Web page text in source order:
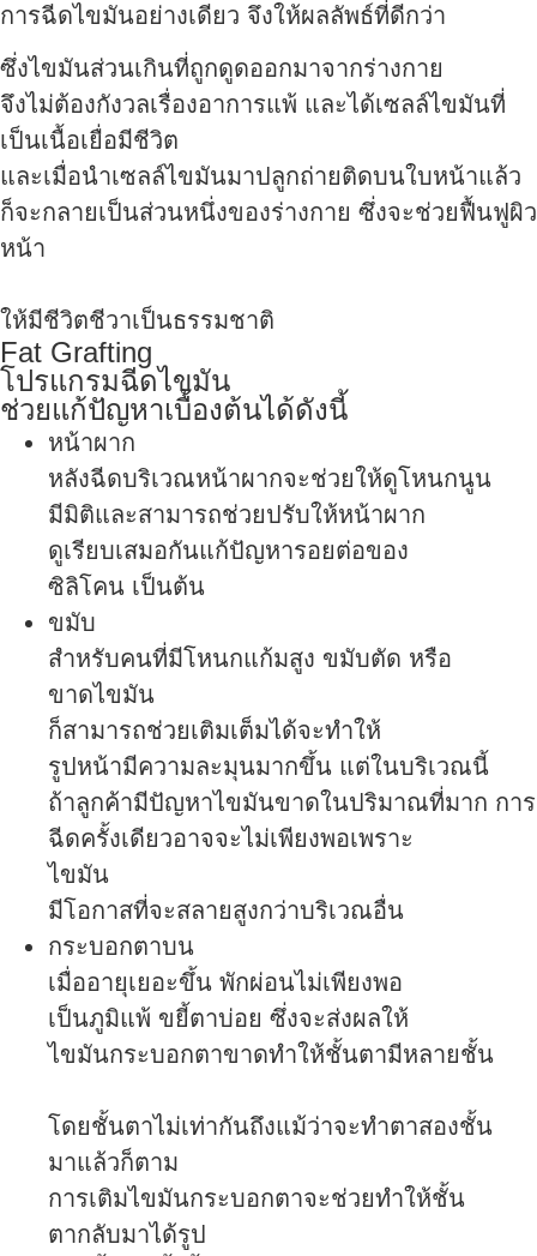
การฉีดไขมันอย่างเดียว จึงให้ผลลัพธ์ที่ดีกว่า
ซึ่งไขมันส่วนเกินที่ถูกดูดออกมาจากร่างกาย
จึงไม่ต้องกังวลเรื่องอาการแพ้ และได้เซลล์ไขมันที่
เป็นเนื้อเยื่อมีชีวิต
และเมื่อนำเซลล์ไขมันมาปลูกถ่ายติดบนใบหน้าแล้ว
ก็จะกลายเป็นส่วนหนึ่งของร่างกาย ซึ่งจะช่วยฟื้นฟูผิว
หน้า
ให้มีชีวิตชีวาเป็นธรรมชาติ
Fat Grafting
โปรแกรมฉีดไขมัน
ช่วยแก้ปัญหาเบื้องต้นได้ดังนี้
หน้าผาก
หลังฉีดบริเวณหน้าผากจะช่วยให้ดูโหนกนูน
มีมิติและสามารถช่วยปรับให้หน้าผาก
ดูเรียบเสมอกันแก้ปัญหารอยต่อของ
ซิลิโคน เป็นต้น
ขมับ
สำหรับคนที่มีโหนกแก้มสูง ขมับตัด หรือ
ขาดไขมัน
ก็สามารถช่วยเติมเต็มได้จะทำให้
รูปหน้ามีความละมุนมากขึ้น แต่ในบริเวณนี้
ถ้าลูกค้ามีปัญหาไขมันขาดในปริมาณที่มาก การ
ฉีดครั้งเดียวอาจจะไม่เพียงพอเพราะ
ไขมัน
มีโอกาสที่จะสลายสูงกว่าบริเวณอื่น
กระบอกตาบน
เมื่ออายุเยอะขึ้น พักผ่อนไม่เพียงพอ
เป็นภูมิแพ้ ขยี้ตาบ่อย ซึ่งจะส่งผลให้
ไขมันกระบอกตาขาดทำให้ชั้นตามีหลายชั้น
โดยชั้นตาไม่เท่ากันถึงแม้ว่าจะทำตาสองชั้น
มาแล้วก็ตาม
การเติมไขมันกระบอกตาจะช่วยทำให้ชั้น
ตากลับมาได้รูป